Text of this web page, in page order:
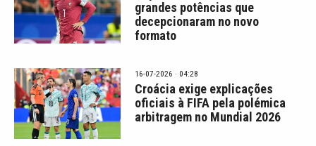
grandes potências que
decepcionaram no novo
formato
16-07-2026 · 04:28
Croácia exige explicações
oficiais à FIFA pela polémica
arbitragem no Mundial 2026